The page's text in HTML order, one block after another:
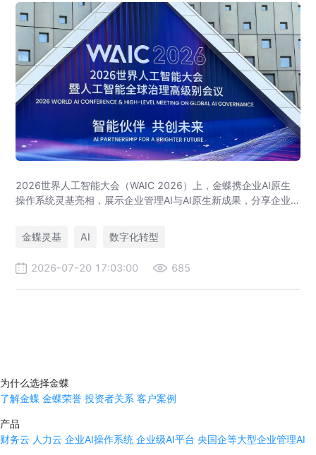
2026世界人工智能大会（WAIC 2026）上，金蝶携企业AI原生
操作系统灵基亮相，展示企业管理AI与AI原生新成果，分享企业
金蝶灵基
AI 数字化转型
2026-07-20 17:03:00 685
为什么选择金蝶
了解金蝶 金蝶荣誉 投资者关系 客户案例
产品
财务云 人力云 企业AI操作系统 企业级AI平台 央国企等大型企业管理AI